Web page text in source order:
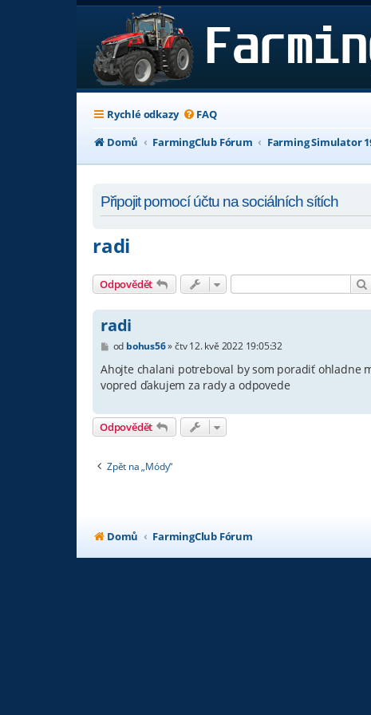
Rychlé odkazy FAQ
Domů
FarmingClub Fórum Farming Simulator
Připojit pomocí účtu na sociálních sítích
radi
Odpovědět
radi
P
í
p
v
e
k
od bohus56»čtv 12. kvě 2022 19:05:32
Ahojte chalani potreboval by som poradiť ohladne
vopred ďakujem za rady a odpovede
Odpovědět
Zpět na „Módy“
Domů FarmingClub Fórum